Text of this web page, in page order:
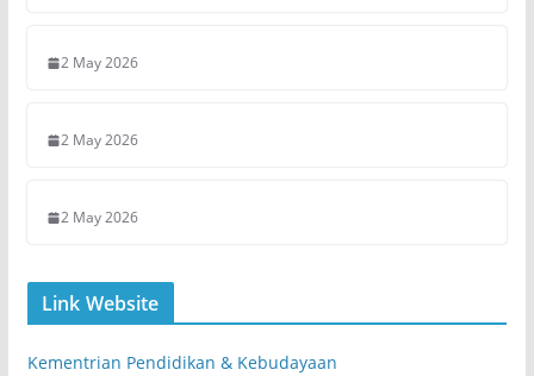
2 May 2026
2 May 2026
2 May 2026
Link Website
Kementrian Pendidikan & Kebudayaan